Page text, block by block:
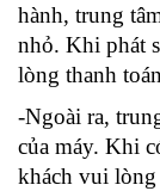
hành, trung
nhỏ. Khi phát
lòng thanh
-Ngoài ra,
của máy. Khi
khách vui